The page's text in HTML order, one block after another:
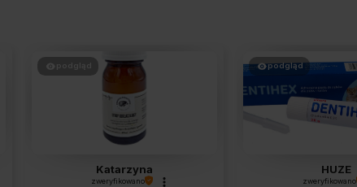
podgląd
Katarzyna
zweryfikowano
podgląd
HUZE
zweryfikowano